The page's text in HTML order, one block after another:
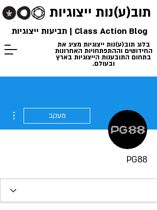
תוב(ע)נות ייצוגיות
בלוג תוב(ע)נות ייצוגיות מציג את
החידושים וההתפתחויות האחרונות
בתחום התובענות הייצוגיות בארץ
ובעולם.
Class Action Blog | תביעות ייצוגיות
מעקב
PG88